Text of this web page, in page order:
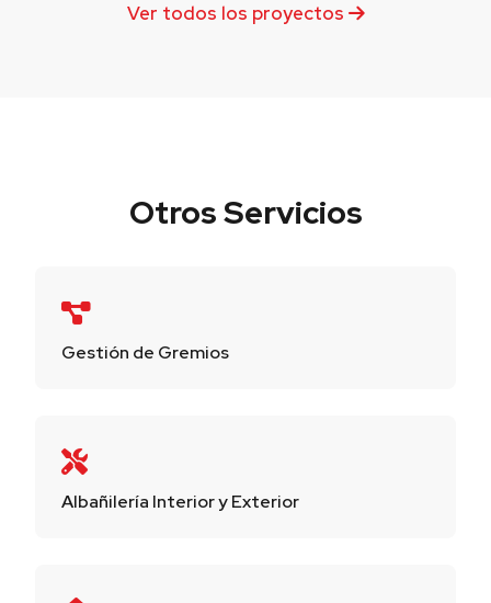
Ver todos los proyectos
Otros Servicios
Gestión de Gremios
Albañilería Interior y Exterior